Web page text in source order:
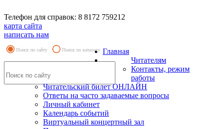
Телефон для справок: 8 8172 759212
карта сайта
написать нам
Поиск по сайту Поиск по каталогу Главная
Читателям
Контакты, режим
работы
Читательский билет ОНЛАЙН
Ответы на часто задаваемые вопросы
Личный кабинет
Календарь событий
Виртуальный концертный зал